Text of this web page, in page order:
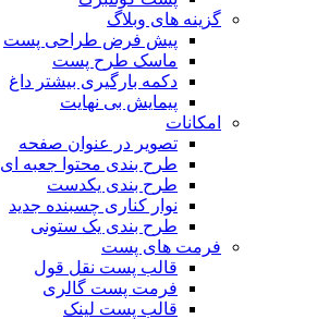
گزینه های وبلاگ
پیش فرض طراحی پست
ماسک طرح پست
دکمه بارگیری بیشتر داغ
پیمایش بی نهایت
امکانات
تصویر در عنوان صفحه
طرح بندی محتوا جعبه ای
طرح بندی یکدست
نوار کناری چسبنده جدید
طرح بندی یک ستونی
فرمت های پست
قالب پست نقل قول
فرمت پست گالری
قالب پست لینک